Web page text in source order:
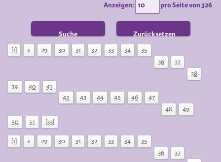
Anzeigen: pro Seite von326
Suche Zurücksetzen
[1] « 29 30 31 32 33 34
35
36
37
38
39
40
41
42
43 44 45 46
47
48
49
50
51 [33]
[1] « 29 30 31 32 33 34
35
36
37